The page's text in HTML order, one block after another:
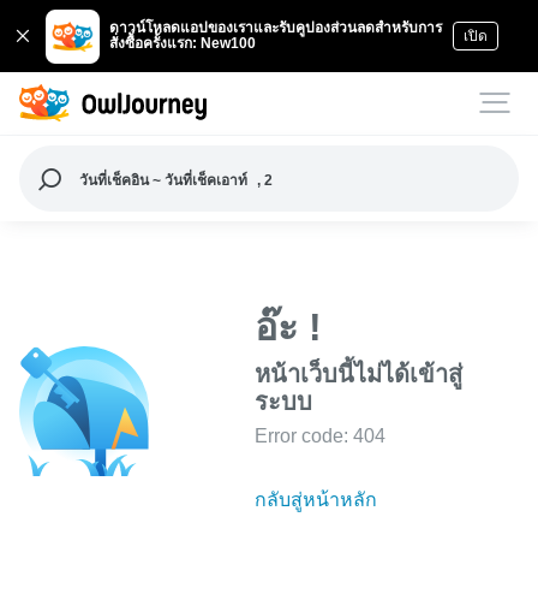
ดาวน์โหลดแอปของเราและรับคูปองส่วนลดสำหรับการ
สั่งซื้อครั้งแรก: New100
เปิด
วันที่เช็คอิน ~ วันที่เช็คเอาท์ , 2
อ๊ะ !
หน้าเว็บนี้ไม่ได้เข้าสู่
ระบบ
Error code: 404
กลับสู่หน้าหลัก